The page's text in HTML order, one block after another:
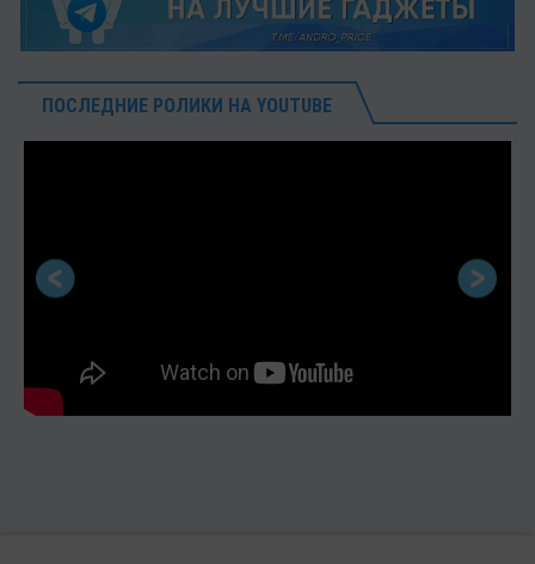
ПОСЛЕДНИЕ РОЛИКИ НА YOUTUBE